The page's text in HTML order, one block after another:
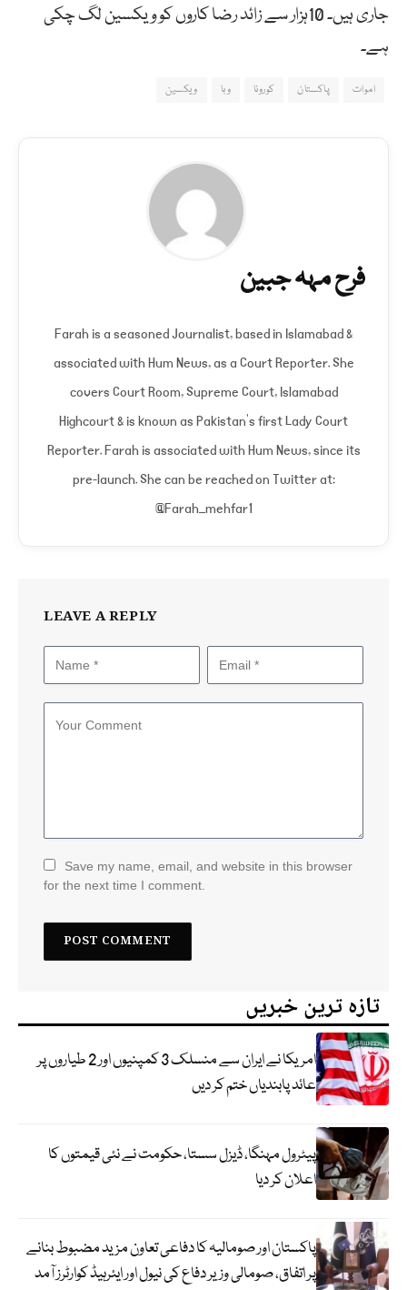
جاری ہیں۔ 10ہزار سے زائد رضا کاروں کو ویکسین لگ چکی
ہے۔
اموات پاکستان کورونا وبا ویکسین
فرح مہہ جبین
Farah is a seasoned Journalist, based in Islamabad &
associated with Hum News, as a Court Reporter. She
covers Court Room, Supreme Court, Islamabad
Highcourt & is known as Pakistan's first Lady Court
Reporter. Farah is associated with Hum News, since its
pre-launch. She can be reached on Twitter at:
@Farah_mehfar1
LEAVE A REPLY
Save my name, email, and website in this browser
for the next time I comment.
تازہ ترین خبریں
امریکا نے ایران سے منسلک 3 کمپنیوں اور 2 طیاروں پر
عائد پابندیاں ختم کر دیں
پیٹرول مہنگا، ڈیزل سستا، حکومت نے نئی قیمتوں کا
اعلان کر دیا
پاکستان اور صومالیہ کا دفاعی تعاون مزید مضبوط بنانے
پر اتفاق، صومالی وزیر دفاع کی نیول اور ایئرہیڈ کوارٹرز آمد